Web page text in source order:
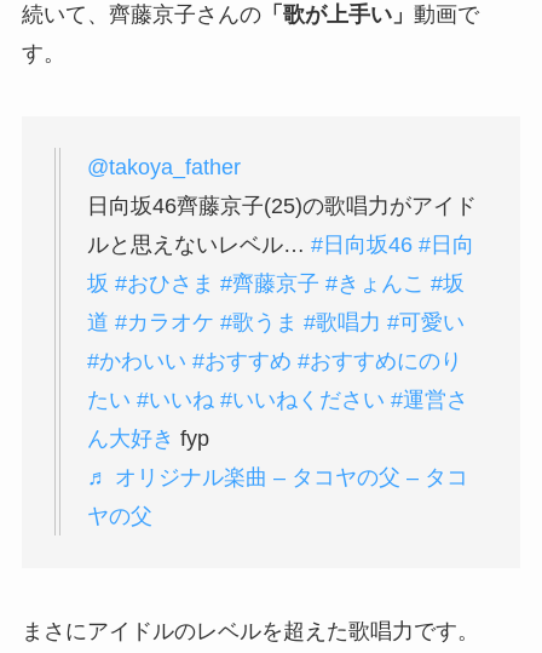
続いて、齊藤京子さんの「歌が上手い」 動画で
す。
@takoya_father
日向坂46齊藤京子(25)の歌唱力がアイド
ルと思えないレベル… #日向坂46 #日向
坂 #おひさま #齊藤京子 #きょんこ #坂
道 #カラオケ #歌うま #歌唱力 #可愛い
#かわいい #おすすめ #おすすめにのり
たい #いいね #いいねください #運営さ
ん大好き fyp
♬ オリジナル楽曲 – タコヤの父 – タコ
ヤの父
まさにアイドルのレベルを超えた歌唱力です。